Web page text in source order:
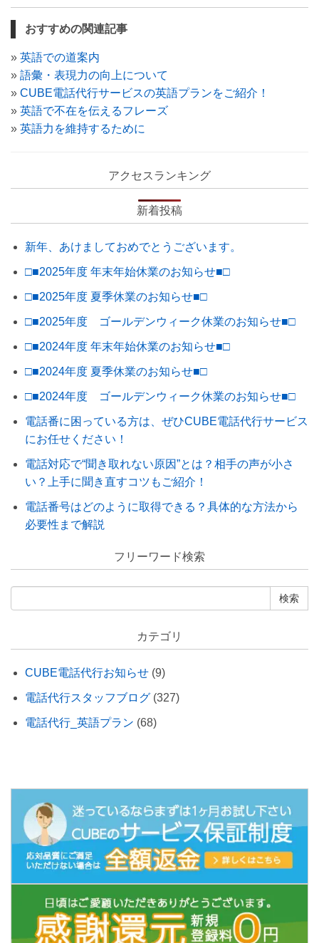
おすすめの関連記事
» 英語での道案内
» 語彙・表現力の向上について
» CUBE電話代行サービスの英語プランをご紹介！
» 英語で不在を伝えるフレーズ
» 英語力を維持するために
アクセスランキング
新着投稿
新年、あけましておめでとうございます。
□■2025年度 年末年始休業のお知らせ■□
□■2025年度 夏季休業のお知らせ■□
□■2025年度 ゴールデンウィーク休業のお知らせ■□
□■2024年度 年末年始休業のお知らせ■□
□■2024年度 夏季休業のお知らせ■□
□■2024年度 ゴールデンウィーク休業のお知らせ■□
電話番に困っている方は、ぜひCUBE電話代行サービス
にお任せください！
電話対応で“聞き取れない原因”とは？相手の声が小さ
い？上手に聞き直すコツもご紹介！
電話番号はどのように取得できる？具体的な方法から
必要性まで解説
フリーワード検索
カテゴリ
CUBE電話代行お知らせ (9)
電話代行スタッフブログ (327)
電話代行_英語プラン (68)